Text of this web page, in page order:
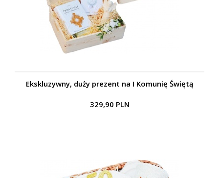
Ekskluzywny, duży prezent na I Komunię Świętą
329,90 PLN